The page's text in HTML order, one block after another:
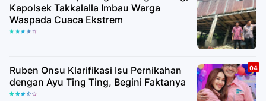
Kapolsek Takkalalla Imbau Warga
Waspada Cuaca Ekstrem
Ruben Onsu Klarifikasi Isu Pernikahan
dengan Ayu Ting Ting, Begini Faktanya